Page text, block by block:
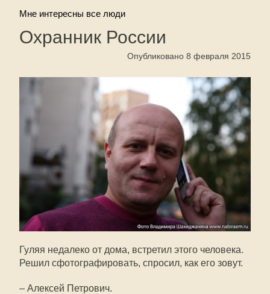
Мне интересны все люди
Охранник России
Опубликовано 8 февраля 2015
Гуляя недалеко от дома, встретил этого человека.
Решил сфотографировать, спросил, как его зовут.
– Алексей Петрович.